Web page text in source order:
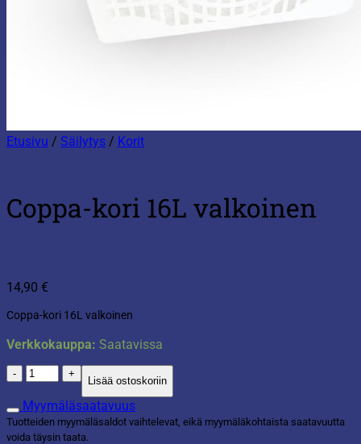
Etusivu / Säilytys / Korit
Coppa-kori 16L valkoinen
14,90 €
Coppa-kori 16L valkoinen
Verkkokauppa: Saatavissa
Coppa-
kori
16L
valkoinen
määrä
Lisää ostoskoriin
Myymäläsaatavuus
Tuotteiden myymäläsaldot vaihtelevat, eikä myymäläkohtaista saatavuutta
voida täysin taata.